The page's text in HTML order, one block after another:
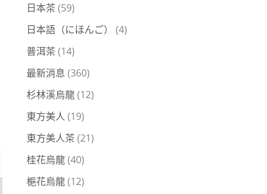
日本茶 (59)
日本語（にほんご）
(4)
普洱茶 (14)
最新消息 (360)
杉林溪烏龍(12)
東方美人 (19)
東方美人茶 (21)
桂花烏龍(40)
梔花烏龍(12)